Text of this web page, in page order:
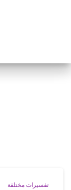
تفسيرات مختلفة